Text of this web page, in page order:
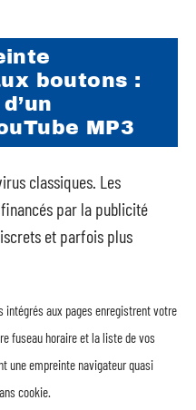
boutons :
MP3
classiques. Les
par la publicité
et parfois plus
intégrés aux pages enregistrent votre
fuseau horaire et la liste de vos
une empreinte navigateur quasi
cookie.